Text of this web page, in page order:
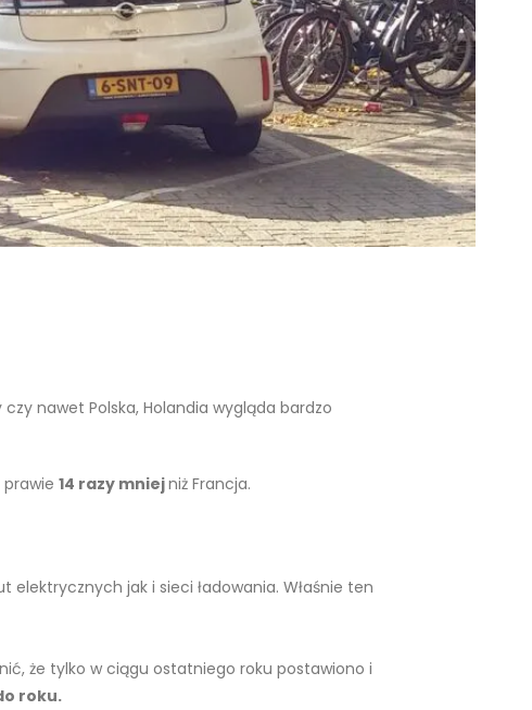
nawet Polska, Holandia wygląda bardzo
prawie 14 razy mniejniż Francja.
jak i sieci ładowania. Właśnie ten
że tylko w ciągu ostatniego roku postawiono i
roku.